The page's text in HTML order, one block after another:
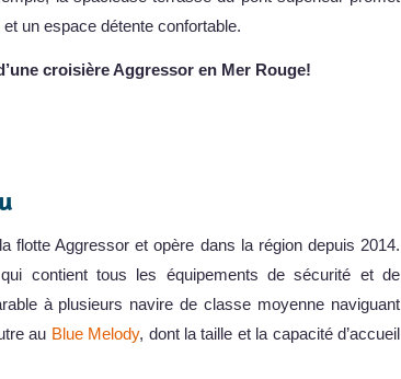
et un espace détente confortable.
croisière Aggressor en Mer Rouge!
flotte Aggressor et opère dans la région depuis 2014.
contient tous les équipements de sécurité et de
à plusieurs navire de classe moyenne naviguant
au Blue Melody, dont la taille et la capacité d’accueil